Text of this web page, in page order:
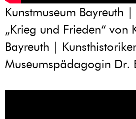
Kunstmuseum Bayreuth
„Krieg und Frieden“
Bayreuth |
Museumspädagogin Dr.